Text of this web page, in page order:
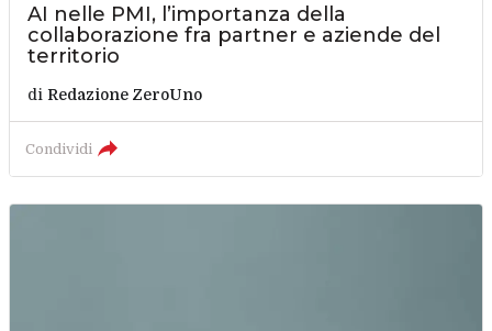
AI nelle PMI, l’importanza della
collaborazione fra partner e aziende del
territorio
di Redazione ZeroUno
Condividi